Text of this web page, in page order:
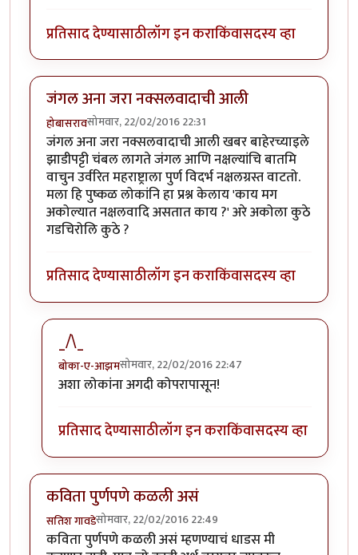
प्रतिसाद देण्यासाठीलॉग इन कराकिंवासदस्य व्हा
जंगल अना जरा नक्सलवादाची आली
होबासरावसोमवार, 22/02/2016 22:31
जंगल अना जरा नक्सलवादाची आली खबर बाहेरच्याइले
झाडीपट्टी चंबल लागते जंगल आणि नक्षल्यांचि बातमि
वाचुन उर्वरित महराष्ट्राला पुर्ण विदर्भ नक्षलग्रस्त वाटतो.
मला हि पुष्कळ लोकांनि हा प्रश्न केलाय 'काय मग
अकोल्यात नक्षलवादि असतात काय ?' अरे अकोला कुठे
गडचिरोलि कुठे ?
प्रतिसाद देण्यासाठीलॉग इन कराकिंवासदस्य व्हा
_/\_
बोका-ए-आझमसोमवार, 22/02/2016 22:47
In reply toजंगल अना जरा नक्सलवादाची आली
अशा लोकांना अगदी कोपरापासून!
प्रतिसाद देण्यासाठीलॉग इन कराकिंवासदस्य व्हा
कविता पुर्णपणे कळली असं
सतिश गावडेसोमवार, 22/02/2016 22:49
कविता पुर्णपणे कळली असं म्हणण्याचं धाडस मी